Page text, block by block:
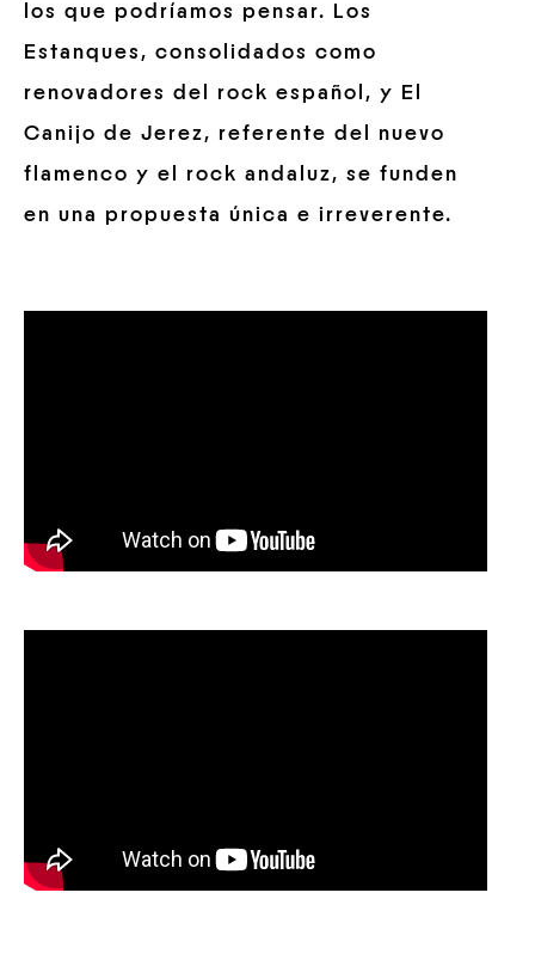
los que podríamos pensar. Los
Estanques, consolidados como
renovadores del rock español, y El
Canijo de Jerez, referente del nuevo
flamenco y el rock andaluz, se funden
en una propuesta única e irreverente.